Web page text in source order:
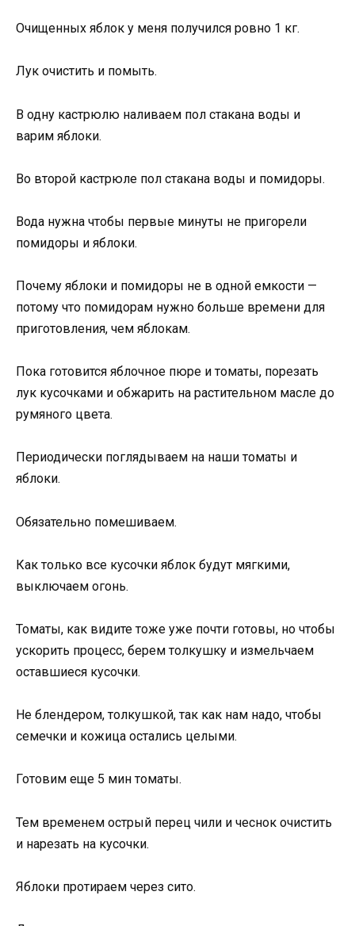
Очищенных яблок у меня получился ровно 1 кг.
Лук очистить и помыть.
В одну кастрюлю наливаем пол стакана воды и
варим яблоки.
Во второй кастрюле пол стакана воды и помидоры.
Вода нужна чтобы первые минуты не пригорели
помидоры и яблоки.
Почему яблоки и помидоры не в одной емкости —
потому что помидорам нужно больше времени для
приготовления, чем яблокам.
Пока готовится яблочное пюре и томаты, порезать
лук кусочками и обжарить на растительном масле до
румяного цвета.
Периодически поглядываем на наши томаты и
яблоки.
Обязательно помешиваем.
Как только все кусочки яблок будут мягкими,
выключаем огонь.
Томаты, как видите тоже уже почти готовы, но чтобы
ускорить процесс, берем толкушку и измельчаем
оставшиеся кусочки.
Не блендером, толкушкой, так как нам надо, чтобы
семечки и кожица остались целыми.
Готовим еще 5 мин томаты.
Тем временем острый перец чили и чеснок очистить
и нарезать на кусочки.
Яблоки протираем через сито.